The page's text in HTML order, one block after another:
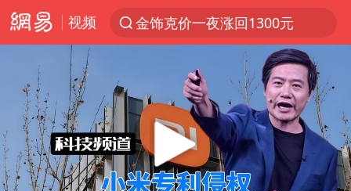
视频
金饰克价一夜涨回1300元
解锁各地夏日限定体验
峰哥 汪海林
西湖突现狂风暴雨 游客瞬间被浇透
富婆带资进组给自己硬加60多场吻戏
河南重大刑事案嫌疑人落网